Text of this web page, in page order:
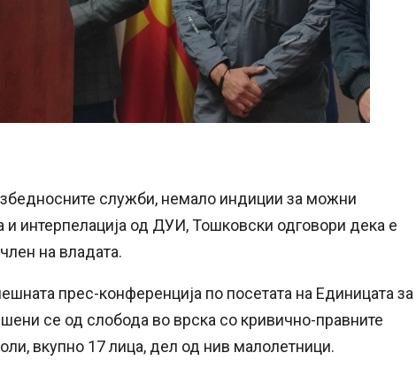
служби, немало индиции за можни
и интерпелација од ДУИ, Тошковски одговори дека е
на владата.
прес-конференција по посетата на Единицата за
се од слобода во врска со кривично-правните
вкупно 17 лица, дел од нив малолетници.